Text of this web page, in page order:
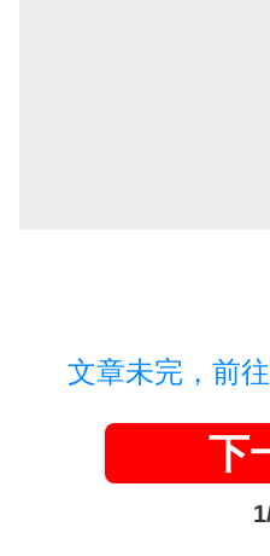
文章未完，前
下